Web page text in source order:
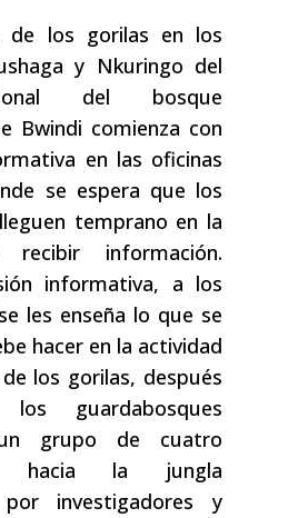
de los gorilas en los
y Nkuringo del
del bosque
Bwindi comienza con
en las oficinas
se espera que los
temprano en la
recibir información.
informativa, a los
les enseña lo que se
hacer en la actividad
los gorilas, después
guardabosques
grupo de cuatro
hacia la jungla
por investigadores y